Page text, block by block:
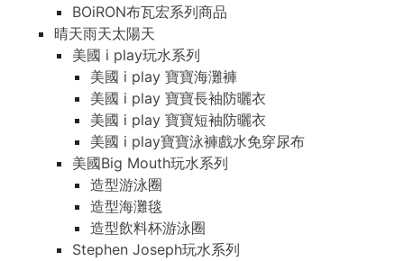
BOiRON布瓦宏系列商品
晴天雨天太陽天
美國 i play玩水系列
美國 i play 寶寶海灘褲
美國 i play 寶寶長袖防曬衣
美國 i play 寶寶短袖防曬衣
美國 i play寶寶泳褲戲水免穿尿布
美國Big Mouth玩水系列
造型游泳圈
造型海灘毯
造型飲料杯游泳圈
Stephen Joseph玩水系列